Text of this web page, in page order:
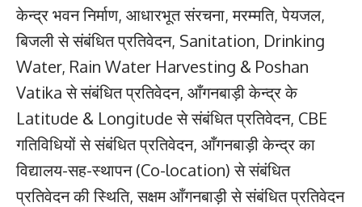
केन्द्र भवन निर्माण, आधारभूत संरचना, मरम्मति, पेयजल,
बिजली से संबंधित प्रतिवेदन, Sanitation, Drinking
Water, Rain Water Harvesting & Poshan
Vatika से संबंधित प्रतिवेदन, आँगनबाड़ी केन्द्र के
Latitude & Longitude से संबंधित प्रतिवेदन, CBE
गतिविधियों से संबंधित प्रतिवेदन, आँगनबाड़ी केन्द्र का
विद्यालय-सह-स्थापन (Co-location) से संबंधित
प्रतिवेदन की स्थिति, सक्षम आँगनबाड़ी से संबंधित प्रतिवेदन